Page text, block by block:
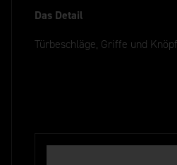
Das Detail
Türbeschläge, Griffe und